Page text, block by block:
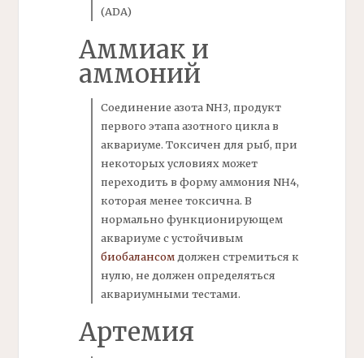
(ADA)
Аммиак и
аммоний
Соединение азота NH3, продукт
первого этапа азотного цикла в
аквариуме. Токсичен для рыб, при
некоторых условиях может
переходить в форму аммония NH4,
которая менее токсична. В
нормально функционирующем
аквариуме с устойчивым
биобалансом должен стремиться к
нулю, не должен определяться
аквариумными тестами.
Артемия